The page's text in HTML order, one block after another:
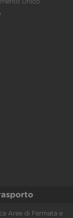
Unico
Aree di Fermata e